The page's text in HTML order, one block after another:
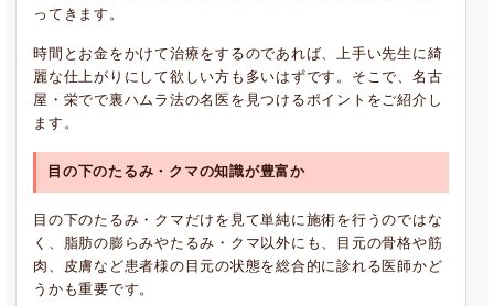
ってきます。
時間とお金をかけて治療をするのであれば、上手い先生に綺
麗な仕上がりにして欲しい方も多いはずです。そこで、名古
屋・栄でで裏ハムラ法の名医を見つけるポイントをご紹介し
ます。
目の下のたるみ・クマの知識が豊富か
目の下のたるみ・クマだけを見て単純に施術を行うのではな
く、脂肪の膨らみやたるみ・クマ以外にも、目元の骨格や筋
肉、皮膚など患者様の目元の状態を総合的に診れる医師かど
うかも重要です。